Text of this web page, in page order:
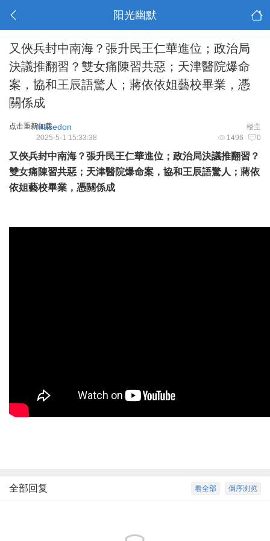
阳光幽默
又俠兵封中南海？張升民王仁華進位；政治局
決議推翻習？雙女痛陳習共惡；天津醫院爆命
案，協和王辰語驚人；蔣依依姐藝校畢業，憑
關係成
点击重新加载 楼主
Macedon
1496 0
2025-5-1 15:33:38
又俠兵封中南海？張升民王仁華進位；政治局決議推翻習？
雙女痛陳習共惡；天津醫院爆命案，協和王辰語驚人；蔣依
依姐藝校畢業，憑關係成
倒序浏览
看全部
全部回复